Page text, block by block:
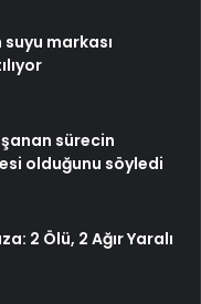
markası
sürecin
olduğunu söyledi
2 Ölü, 2 Ağır Yaralı